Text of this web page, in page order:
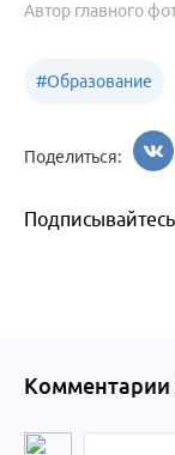
Автор главного
#Образование
Поделиться:
Комментарии